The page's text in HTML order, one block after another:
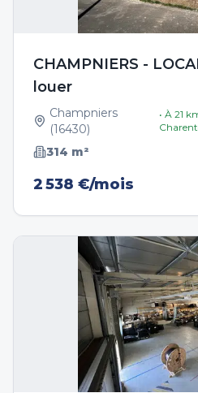
CHAMPNIERS -
louer
Champniers
(16430)
• À 21
314 m²
2 538 €/mois